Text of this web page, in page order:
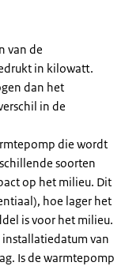
van de
in kilowatt.
dan het
in de
die wordt
soorten
op het milieu. Dit
hoe lager het
is voor het milieu.
installatiedatum van
Is de warmtepomp